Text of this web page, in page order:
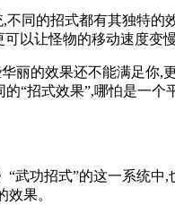
同的招式都有其独特的
以让怪物的移动速度变
丽的效果还不能满足你,
的“招式效果”,哪怕是一
功招式”的这一系统
果。